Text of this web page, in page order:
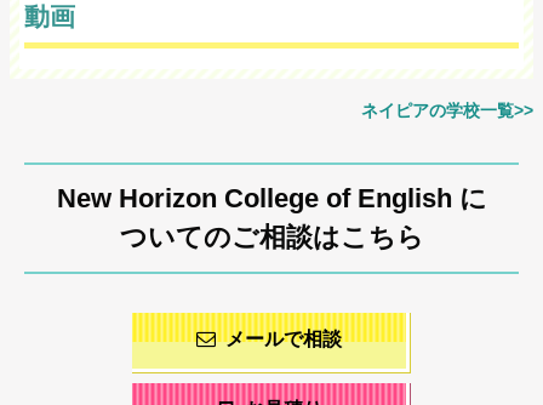
動画
ネイピアの学校一覧>>
New Horizon College of English に
ついてのご相談はこちら
メールで相談